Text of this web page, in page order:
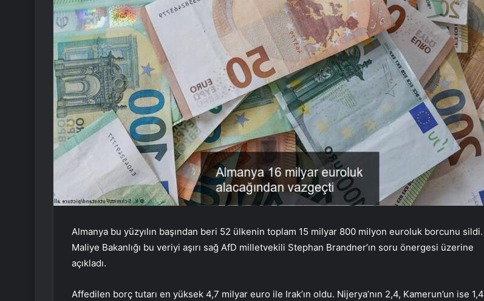
Almanya bu yüzyılın başından beri 52 ülkenin toplam 15 milyar 800 milyon euroluk borcunu sildi.
Maliye Bakanlığı bu veriyi aşırı sağ AfD milletvekili Stephan Brandner’ın soru önergesi üzerine
açıkladı.
Affedilen borç tutarı en yüksek 4,7 milyar euro ile Irak’ın oldu. Nijerya’nın 2,4, Kamerun’un ise 1,4